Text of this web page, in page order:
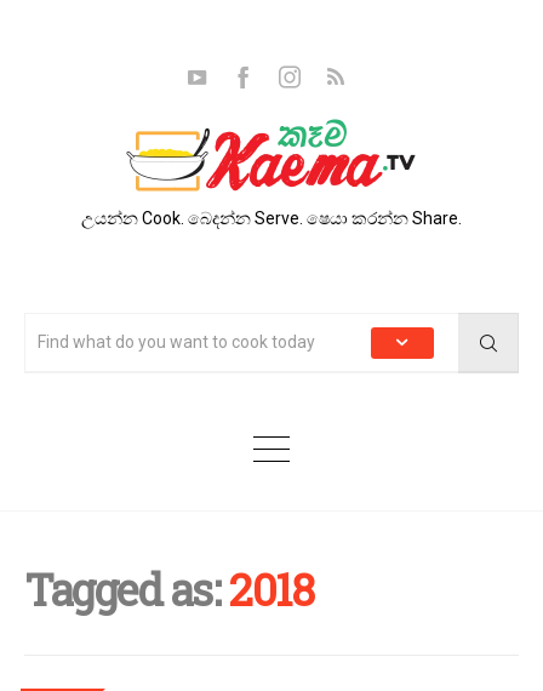
උයන්න Cook. බෙදන්න Serve. ෂෙයා කරන්න Share.
Tagged as:2018